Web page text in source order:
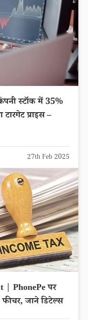
स्टॉक में 35%
प्राइस –
27th Feb 2025
| PhonePe पर
जाने डिटेल्स